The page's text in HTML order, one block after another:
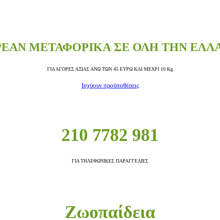
ΜΕΤΑΦΟΡΙΚΑ ΣΕ ΟΛΗ ΤΗΝ
ΓΙΑ ΑΓΟΡΕΣ ΑΞΙΑΣ ΑΝΩ ΤΩΝ 45 ΕΥΡΩ ΚΑΙ ΜΕΧΡΙ 10 Kg
Ισχύουν προϋποθέσεις
210 7782 981
ΓΙΑ ΤΗΛΕΦΩΝΙΚΕΣ ΠΑΡΑΓΓΕΛΙΕΣ
Ζωοπαίδεια